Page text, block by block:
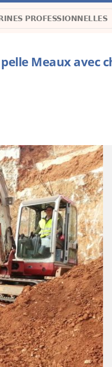
PROFESSIONNELLES
Meaux avec